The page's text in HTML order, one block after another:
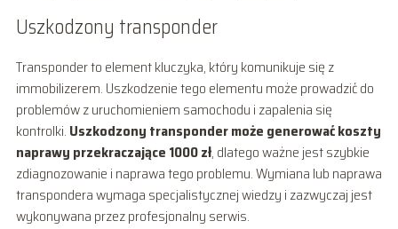
Uszkodzony transponder
Transponder to element kluczyka, który komunikuje się z
immobilizerem. Uszkodzenie tego elementu może prowadzić do
problemów z uruchomieniem samochodu i zapalenia się
kontrolki. Uszkodzony transponder może generować koszty
naprawy przekraczające 1000 zł, dlatego ważne jest szybkie
zdiagnozowanie i naprawa tego problemu. Wymiana lub naprawa
transpondera wymaga specjalistycznej wiedzy i zazwyczaj jest
wykonywana przez profesjonalny serwis.